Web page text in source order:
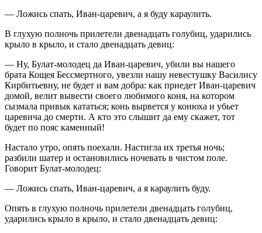
— Ложись спать, Иван-царевич, а я буду караулить.
В глухую полночь прилетели двенадцать голубиц, ударились
крыло в крыло, и стало двенадцать девиц:
— Ну, Булат-молодец да Иван-царевич, убили вы нашего
брата Кощея Бессмертного, увезли нашу невестушку Василису
Кирбитьевну, не будет и вам добра: как приедет Иван-царевич
домой, велит вывести своего любимого коня, на котором
сызмала привык кататься; конь вырвется у конюха и убьет
царевича до смерти. А кто это слышит да ему скажет, тот
будет по пояс каменный!
Настало утро, опять поехали. Настигла их третья ночь;
разбили шатер и остановились ночевать в чистом поле.
Говорит Булат-молодец:
— Ложись спать, Иван-царевич, а я караулить буду.
Опять в глухую полночь прилетели двенадцать голубиц,
ударились крыло в крыло, и стало двенадцать девиц: